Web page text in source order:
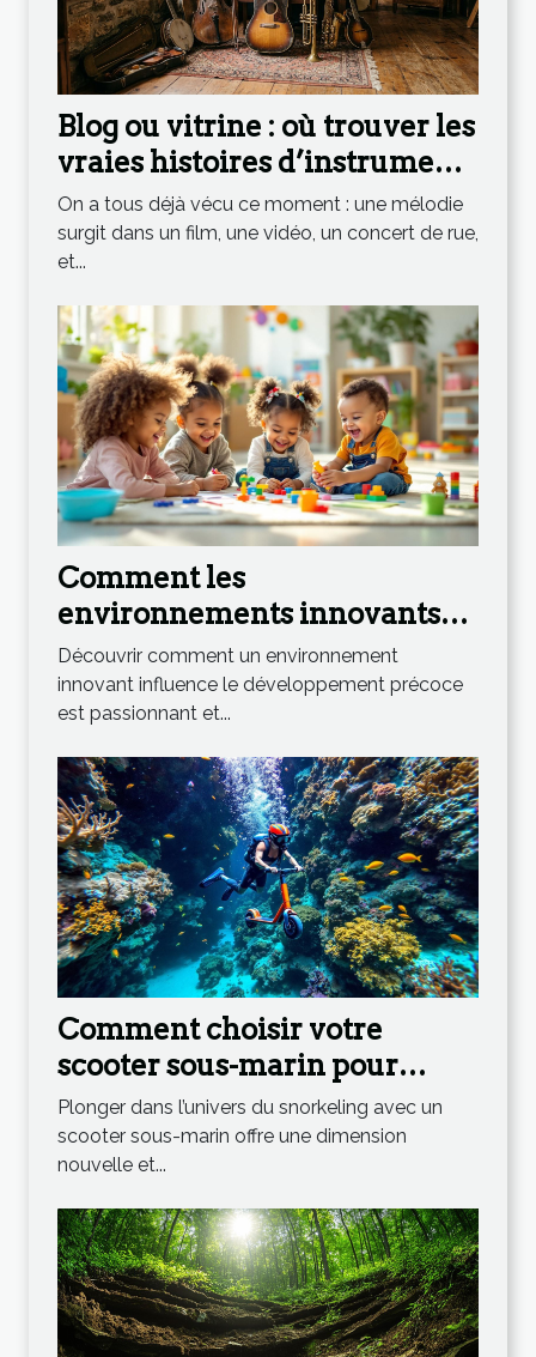
Blog ou vitrine : où trouver les
vraies histoires d’instruments
qui inspirent
On a tous déjà vécu ce moment : une mélodie
surgit dans un film, une vidéo, un concert de rue,
et...
Comment les
environnements innovants
stimulent le développement
précoce ?
Découvrir comment un environnement
innovant influence le développement précoce
est passionnant et...
Comment choisir votre
scooter sous-marin pour
maximiser votre expérience
en snorkeling ?
Plonger dans l’univers du snorkeling avec un
scooter sous-marin offre une dimension
nouvelle et...